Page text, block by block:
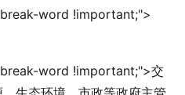
word !important;">
word !important;">交